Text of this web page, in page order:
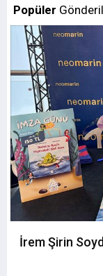
Popüler
İrem Şirin